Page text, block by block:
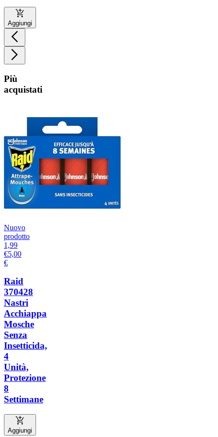
Aggiungi
Più
acquistati
Nuovo
prodotto
1,99
€5,00
€
Raid
370428
Nastri
Acchiappa
Mosche
Senza
Insetticida,
4
Unità,
Protezione
8
Settimane
Aggiungi